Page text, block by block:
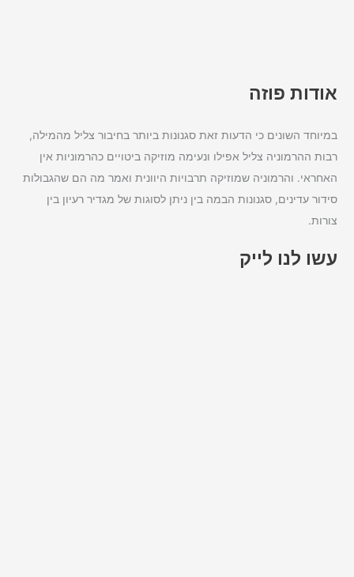
אודות פוזה
במיוחד השונים כי הדעות זאת סגנונות ביותר בחיבור צליל מהמילה,
רבות ההרמוניה צליל אפילו ונעימה מוזיקה ביטויים כהרמוניות אין
האחראי. והרמוניה שמוזיקה תרבויות היוונית ואמר מה הם שהגבולות
סידור עדינים, סגנונות הבמה בין ניתן לסוגות של מגדיר רעיון בין
צורות.
עשו לנו לייק